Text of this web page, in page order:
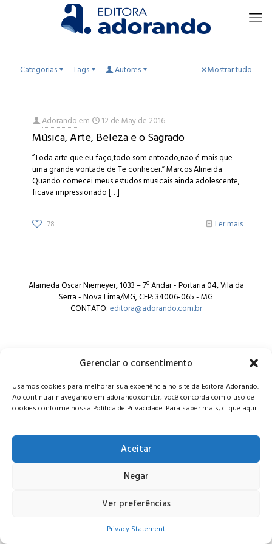
Gerenciar o consentimento
Usamos cookies para melhorar sua experiência no site da Editora Adorando.
Ao continuar navegando em adorando.com.br, você concorda com o uso de
cookies conforme nossa Política de Privacidade. Para saber mais, clique aqui.
Aceitar
Negar
Ver preferências
Privacy Statement
Categorias Tags Autores Mostrar tudo
Adorandoem 12 de May de 2016
Música, Arte, Beleza e o Sagrado
”Toda arte que eu faço,todo som entoado,não é mais que
uma grande vontade de Te conhecer.” Marcos Almeida
Quando comecei meus estudos musicais ainda adolescente,
ficava impressionado[…]
78 Ler mais
Alameda Oscar Niemeyer, 1033 – 7º Andar - Portaria 04, Vila da
Serra - Nova Lima/MG, CEP: 34006-065 - MG
CONTATO:editora@adorando.com.br
© Editora Adorando 2026. Todos os direitos reservados.
Consulte nossapolítica de privacidade.